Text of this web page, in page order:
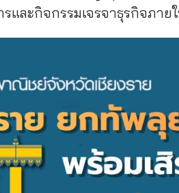
ละกิจกรรมเจรจาธุรกิจภาย